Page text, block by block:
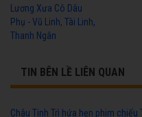
Lương Xưa Cô Dâu
Phụ - Vũ Linh, Tài Linh,
Thanh Ngân
TIN BÊN LỀ LIÊN QUAN
Châu Tinh Trì hứa hẹn phim